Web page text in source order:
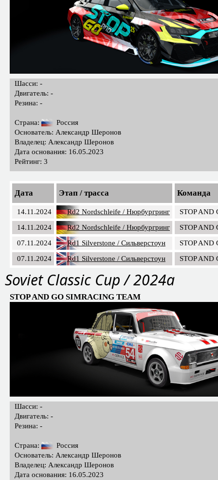
Шасси: -
Двигатель: -
Резина: -
Страна:
Россия
Основатель: Александр Шеронов
Владелец: Александр Шеронов
Дата основания: 16.05.2023
Рейтинг: 3
Дата Этап / трасса Команда
14.11.2024 Rd2 Nordschleife / Нюрбургринг
STOP AND
14.11.2024
Rd2 Nordschleife / Нюрбургринг
STOP AND
07.11.2024
Rd1 Silverstone / Сильверстоун
STOP AND
07.11.2024
Rd1 Silverstone / Сильверстоун STOP AND
Soviet Classic Cup / 2024a
STOP AND GO SIMRACING TEAM
Шасси: -
Двигатель: -
Резина: -
Страна:
Россия
Основатель: Александр Шеронов
Владелец: Александр Шеронов
Дата основания: 16.05.2023